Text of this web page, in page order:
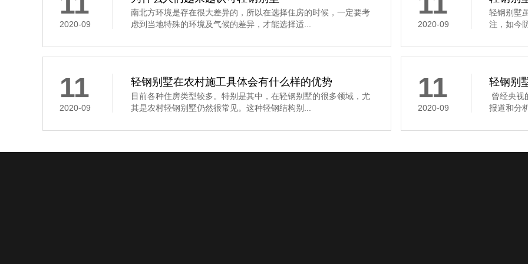
2020-09
南北方环境是存在很大差异的，所以在选择住房的时候，一定要考
虑到当地特殊的环境及气候的差异，才能选择适...
2020-09
轻钢别墅
注，如今
11
2020-09
轻钢别墅在农村施工具体会有什么样的优势
目前各种住房类型较多。特别是其中，在轻钢别墅的很多领域，尤
其是农村轻钢别墅仍然很常见。这种轻钢结构别...
11
2020-09
轻钢别
曾经央视
报道和分